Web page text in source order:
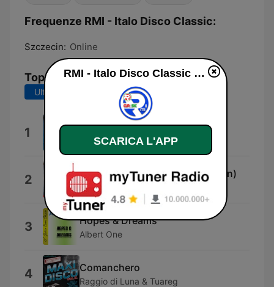
Frequenze RMI - Italo Disco Classic:
Szczecin: Online
Top brani
Ultimi 7 giorni Ultimi 30 giorni
1 Rainy Day (Extended Version)
Riky Maltese
2 Venture In My Heart (Mix Version)
Marco Martina
3 Hopes & Dreams
Albert One
4 Comanchero
Raggio di Luna & Tuareg
RMI - Italo Disco Classic diretta
SCARICA L'APP